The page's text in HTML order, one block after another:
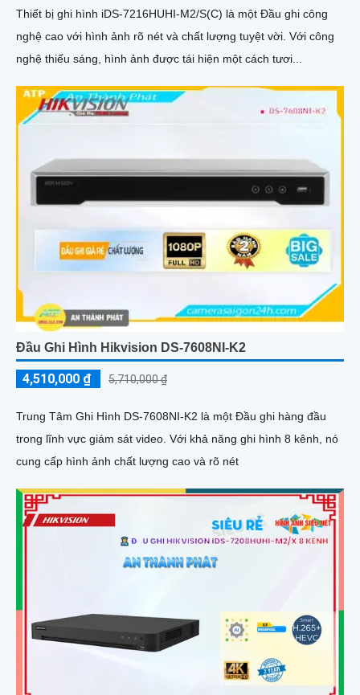
Thiết bị ghi hình iDS-7216HUHI-M2/S(C) là một Đầu ghi công
nghệ cao với hình ảnh rõ nét và chất lượng tuyệt vời. Với công
nghệ thiếu sáng, hình ảnh được tái hiện một cách tươi...
Đầu Ghi Hình Hikvision DS-7608NI-K2
4,510,000 ₫ 5,710,000 ₫
Trung Tâm Ghi Hình DS-7608NI-K2 là một Đầu ghi hàng đầu
trong lĩnh vực giám sát video. Với khả năng ghi hình 8 kênh, nó
cung cấp hình ảnh chất lượng cao và rõ nét